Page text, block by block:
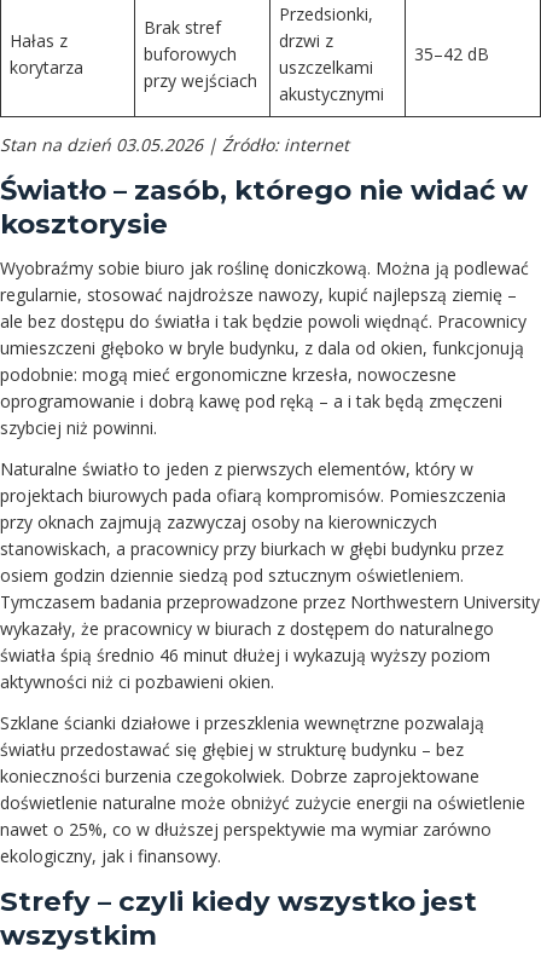
Hałas z
korytarza
Brak stref
buforowych
przy wejściach
Przedsionki,
drzwi z
uszczelkami
akustycznymi
35–42 dB
Stan na dzień 03.05.2026 | Źródło: internet
Światło – zasób, którego nie widać w
kosztorysie
Wyobraźmy sobie biuro jak roślinę doniczkową. Można ją podlewać
regularnie, stosować najdroższe nawozy, kupić najlepszą ziemię –
ale bez dostępu do światła i tak będzie powoli więdnąć. Pracownicy
umieszczeni głęboko w bryle budynku, z dala od okien, funkcjonują
podobnie: mogą mieć ergonomiczne krzesła, nowoczesne
oprogramowanie i dobrą kawę pod ręką – a i tak będą zmęczeni
szybciej niż powinni.
Naturalne światło to jeden z pierwszych elementów, który w
projektach biurowych pada ofiarą kompromisów. Pomieszczenia
przy oknach zajmują zazwyczaj osoby na kierowniczych
stanowiskach, a pracownicy przy biurkach w głębi budynku przez
osiem godzin dziennie siedzą pod sztucznym oświetleniem.
Tymczasem badania przeprowadzone przez Northwestern University
wykazały, że pracownicy w biurach z dostępem do naturalnego
światła śpią średnio 46 minut dłużej i wykazują wyższy poziom
aktywności niż ci pozbawieni okien.
Szklane ścianki działowe i przeszklenia wewnętrzne pozwalają
światłu przedostawać się głębiej w strukturę budynku – bez
konieczności burzenia czegokolwiek. Dobrze zaprojektowane
doświetlenie naturalne może obniżyć zużycie energii na oświetlenie
nawet o 25%, co w dłuższej perspektywie ma wymiar zarówno
ekologiczny, jak i finansowy.
Strefy – czyli kiedy wszystko jest
wszystkim